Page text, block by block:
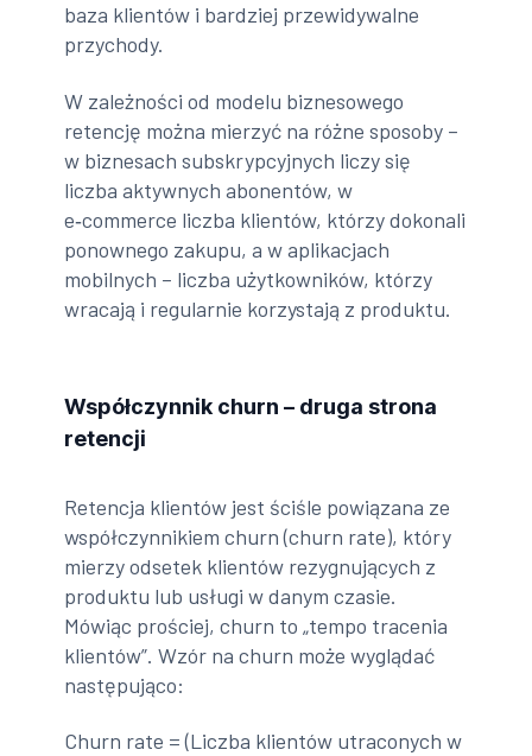
baza klientów i bardziej przewidywalne
przychody.
W zależności od modelu biznesowego
retencję można mierzyć na różne sposoby –
w biznesach subskrypcyjnych liczy się
liczba aktywnych abonentów, w
e‑commerce liczba klientów, którzy dokonali
ponownego zakupu, a w aplikacjach
mobilnych – liczba użytkowników, którzy
wracają i regularnie korzystają z produktu.
Współczynnik churn – druga strona
retencji
Retencja klientów jest ściśle powiązana ze
współczynnikiem churn (churn rate), który
mierzy odsetek klientów rezygnujących z
produktu lub usługi w danym czasie.
Mówiąc prościej, churn to „tempo tracenia
klientów”. Wzór na churn może wyglądać
następująco:
Churn rate = (Liczba klientów utraconych w